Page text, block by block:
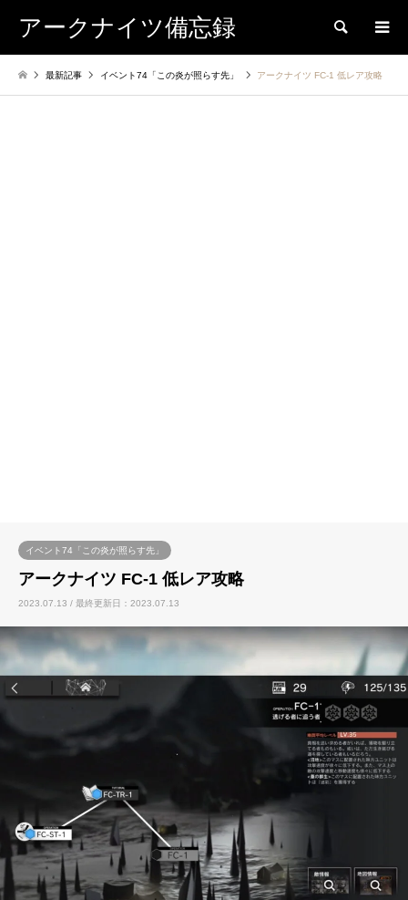
アークナイツ備忘録 検索
最新記事 イベント74「この炎が照らす先」 アークナイツ FC-1 低レア攻略
イベント74「この炎が照らす先」
アークナイツ FC-1 低レア攻略
2023.07.13 / 最終更新日：2023.07.13